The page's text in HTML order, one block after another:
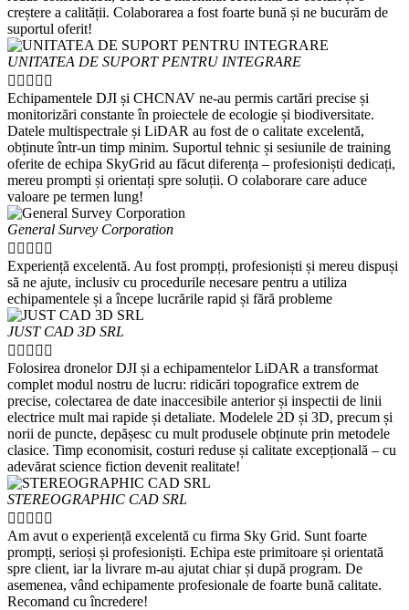
creștere a calității. Colaborarea a fost foarte bună și ne bucurăm de
suportul oferit!
UNITATEA DE SUPORT PENTRU INTEGRARE
    
Echipamentele DJI și CHCNAV ne-au permis cartări precise și
monitorizări constante în proiectele de ecologie și biodiversitate.
Datele multispectrale și LiDAR au fost de o calitate excelentă,
obținute într-un timp minim. Suportul tehnic și sesiunile de training
oferite de echipa SkyGrid au făcut diferența – profesioniști dedicați,
mereu prompti și orientați spre soluții. O colaborare care aduce
valoare pe termen lung!
General Survey Corporation
    
Experiență excelentă. Au fost prompți, profesioniști și mereu dispuși
să ne ajute, inclusiv cu procedurile necesare pentru a utiliza
echipamentele și a începe lucrările rapid și fără probleme
JUST CAD 3D SRL
    
Folosirea dronelor DJI și a echipamentelor LiDAR a transformat
complet modul nostru de lucru: ridicări topografice extrem de
precise, colectarea de date inaccesibile anterior și inspectii de linii
electrice mult mai rapide și detaliate. Modelele 2D și 3D, precum și
norii de puncte, depășesc cu mult produsele obținute prin metodele
clasice. Timp economisit, costuri reduse și calitate excepțională – cu
adevărat science fiction devenit realitate!
STEREOGRAPHIC CAD SRL
    
Am avut o experiență excelentă cu firma Sky Grid. Sunt foarte
prompți, serioși și profesioniști. Echipa este primitoare și orientată
spre client, iar la livrare m-au ajutat chiar și după program. De
asemenea, vând echipamente profesionale de foarte bună calitate.
Recomand cu încredere!